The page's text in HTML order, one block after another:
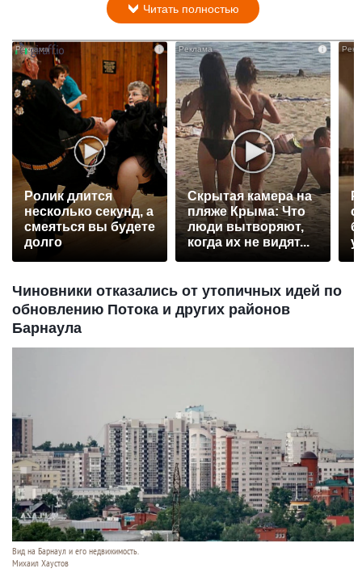
Читать полностью
i
Ролик длится
несколько секунд, а
смеяться вы будете
долго
i
Скрытая камера на
пляже Крыма: Что
люди вытворяют,
когда их не видят...
Чиновники отказались от утопичных идей по
обновлению Потока и других районов
Барнаула
Вид на Барнаул и его недвижимость.
Михаил Хаустов